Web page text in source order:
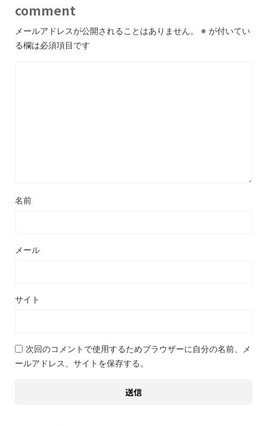
comment
メールアドレスが公開されることはありません。 ※ が付いてい
る欄は必須項目です
名前
メール
サイト
次回のコメントで使用するためブラウザーに自分の名前、メ
ールアドレス、サイトを保存する。